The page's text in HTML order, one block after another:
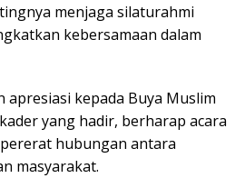
menjaga silaturahmi
kebersamaan dalam
apresiasi kepada Buya Muslim
yang hadir, berharap acara
hubungan antara
masyarakat.